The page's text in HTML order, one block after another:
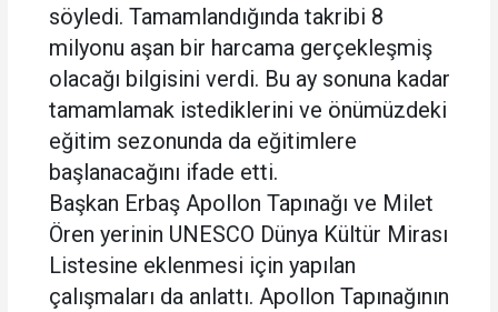
söyledi. Tamamlandığında takribi 8
milyonu aşan bir harcama gerçekleşmiş
olacağı bilgisini verdi. Bu ay sonuna kadar
tamamlamak istediklerini ve önümüzdeki
eğitim sezonunda da eğitimlere
başlanacağını ifade etti.
Başkan Erbaş Apollon Tapınağı ve Milet
Ören yerinin UNESCO Dünya Kültür Mirası
Listesine eklenmesi için yapılan
çalışmaları da anlattı. Apollon Tapınağının